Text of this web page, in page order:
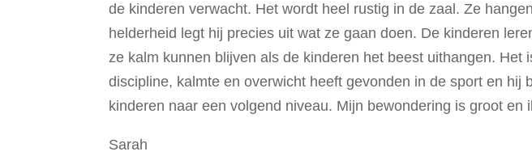
de kinderen verwacht. Het wordt heel rustig in de zaal. Ze
helderheid legt hij precies uit wat ze gaan doen. De kinderen
ze kalm kunnen blijven als de kinderen het beest uithangen. Het
discipline, kalmte en overwicht heeft gevonden in de sport en hij
kinderen naar een volgend niveau. Mijn bewondering is groot en
Sarah